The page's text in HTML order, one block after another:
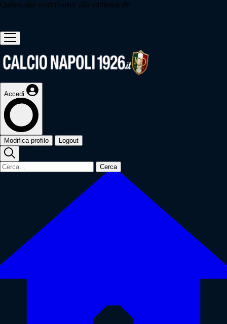
Questo sito contribuisce alla audience de
Accedi
Modifica profilo Logout
Cerca